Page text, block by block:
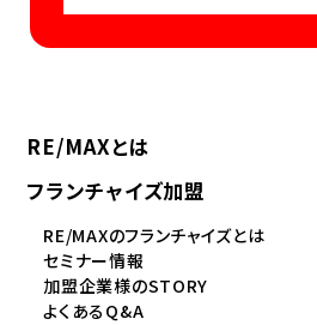
RE/MAXとは
フランチャイズ加盟
RE/MAXのフランチャイズとは
セミナー情報
加盟企業様のSTORY
よくあるQ&A